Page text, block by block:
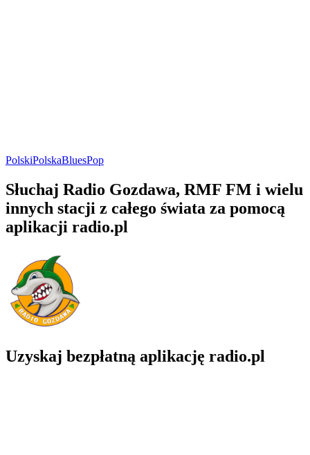
PolskiPolskaBluesPop
Słuchaj Radio Gozdawa, RMF FM i wielu
innych stacji z całego świata za pomocą
aplikacji radio.pl
Uzyskaj bezpłatną aplikację radio.pl